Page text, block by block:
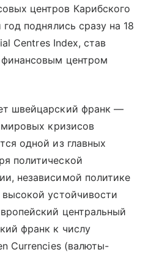
центров Карибского
поднялись сразу на 18
Centres Index, став
центром
швейцарский франк —
кризисов
одной из главных
политической
независимой политике
устойчивости
центральный
франк к числу
Currencies (валюты-